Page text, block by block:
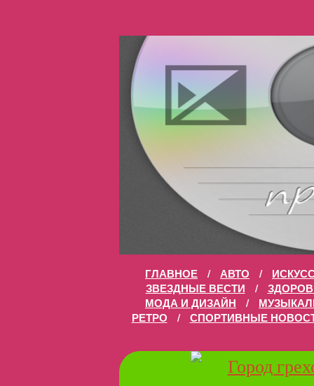
ГЛАВНОЕ / АВТО /
ЗВЕЗДНЫЕ ВЕСТИ
/
МОДА И ДИЗАЙН
/
РЕТРО
/ СПОРТИВНЫЕ